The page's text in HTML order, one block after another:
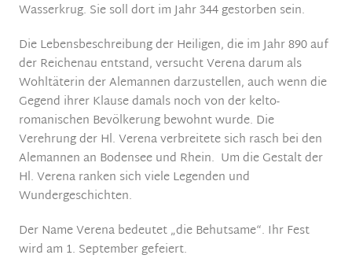
Wasserkrug. Sie soll dort im Jahr 344 gestorben sein.
Die Lebensbeschreibung der Heiligen, die im Jahr 890 auf
der Reichenau entstand, versucht Verena darum als
Wohltäterin der Alemannen darzustellen, auch wenn die
Gegend ihrer Klause damals noch von der kelto-
romanischen Bevölkerung bewohnt wurde. Die
Verehrung der Hl. Verena verbreitete sich rasch bei den
Alemannen an Bodensee und Rhein. Um die Gestalt der
Hl. Verena ranken sich viele Legenden und
Wundergeschichten.
Der Name Verena bedeutet „die Behutsame“. Ihr Fest
wird am 1. September gefeiert.